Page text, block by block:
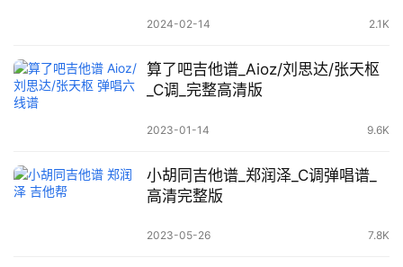
2024-02-14 2.1K
算了吧吉他谱_Aioz/刘思达/张天枢
_C调_完整高清版
2023-01-14 9.6K
小胡同吉他谱_郑润泽_C调弹唱谱_
高清完整版
2023-05-26 7.8K